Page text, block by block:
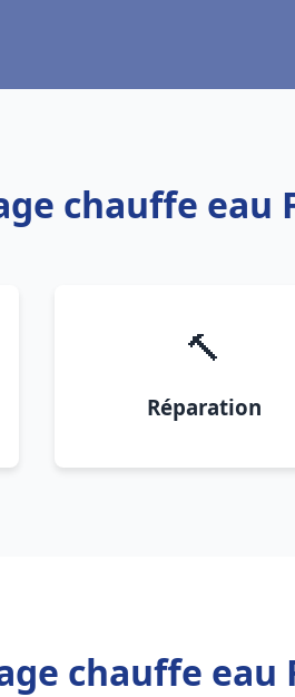
chauffe eau
🔨
Réparation
chauffe eau